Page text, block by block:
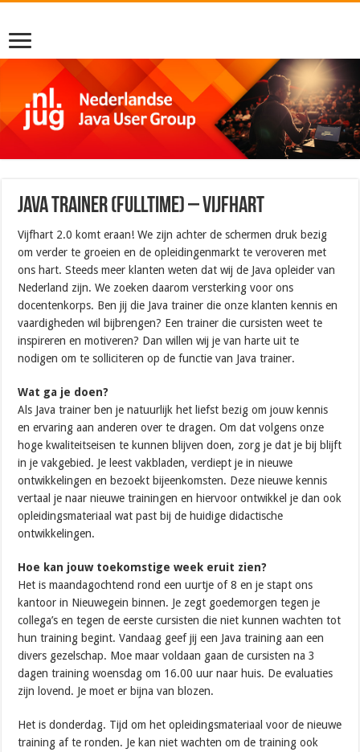
Java trainer (fulltime) – Vijfhart
Vijfhart 2.0 komt eraan! We zijn achter de schermen druk bezig
om verder te groeien en de opleidingenmarkt te veroveren met
ons hart. Steeds meer klanten weten dat wij de Java opleider van
Nederland zijn. We zoeken daarom versterking voor ons
docentenkorps. Ben jij die Java trainer die onze klanten kennis en
vaardigheden wil bijbrengen? Een trainer die cursisten weet te
inspireren en motiveren? Dan willen wij je van harte uit te
nodigen om te solliciteren op de functie van Java trainer.
Wat ga je doen?
Als Java trainer ben je natuurlijk het liefst bezig om jouw kennis
en ervaring aan anderen over te dragen. Om dat volgens onze
hoge kwaliteitseisen te kunnen blijven doen, zorg je dat je bij blijft
in je vakgebied. Je leest vakbladen, verdiept je in nieuwe
ontwikkelingen en bezoekt bijeenkomsten. Deze nieuwe kennis
vertaal je naar nieuwe trainingen en hiervoor ontwikkel je dan ook
opleidingsmateriaal wat past bij de huidige didactische
ontwikkelingen.
Hoe kan jouw toekomstige week eruit zien?
Het is maandagochtend rond een uurtje of 8 en je stapt ons
kantoor in Nieuwegein binnen. Je zegt goedemorgen tegen je
collega’s en tegen de eerste cursisten die niet kunnen wachten tot
hun training begint. Vandaag geef jij een Java training aan een
divers gezelschap. Moe maar voldaan gaan de cursisten na 3
dagen training woensdag om 16.00 uur naar huis. De evaluaties
zijn lovend. Je moet er bijna van blozen.
Het is donderdag. Tijd om het opleidingsmateriaal voor de nieuwe
training af te ronden. Je kan niet wachten om de training ook